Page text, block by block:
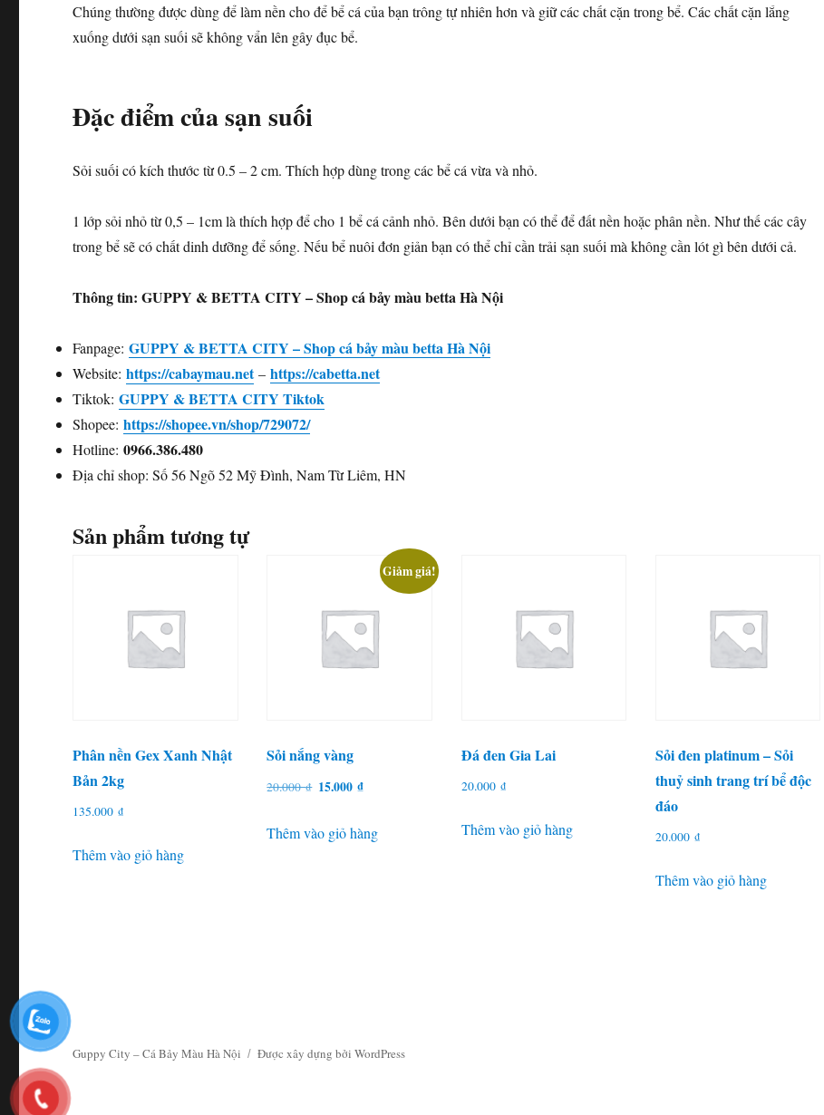
Chúng thường được dùng để làm nền cho để bể cá của bạn trông tự nhiên hơn và giữ các chất cặn trong bể. Các chất cặn lắng
xuống dưới sạn suối sẽ không vẩn lên gây đục bể.
Đặc điểm của sạn suối
Sỏi suối có kích thước từ 0.5 – 2 cm. Thích hợp dùng trong các bể cá vừa và nhỏ.
1 lớp sỏi nhỏ từ 0,5 – 1cm là thích hợp để cho 1 bể cá cảnh nhỏ. Bên dưới bạn có thể để đất nền hoặc phân nền. Như thế các cây
trong bể sẽ có chất dinh dưỡng để sống. Nếu bể nuôi đơn giản bạn có thể chỉ cần trải sạn suối mà không cần lót gì bên dưới cả.
Thông tin: GUPPY & BETTA CITY – Shop cá bảy màu betta Hà Nội
Fanpage:GUPPY & BETTA CITY – Shop cá bảy màu betta Hà Nội
Website:https://cabaymau.net–https://cabetta.net
Tiktok:GUPPY & BETTA CITY Tiktok
Shopee:https://shopee.vn/shop/729072/
Hotline:0966.386.480
Địa chỉ shop: Số 56 Ngõ 52 Mỹ Đình, Nam Từ Liêm, HN
Sản phẩm tương tự
Phân nền Gex Xanh Nhật
Bản 2kg
135.000₫
Thêm vào giỏ hàng
Giảm giá!
Sỏi nắng vàng
20.000₫ Giá
là:
15.000 ₫
tại
Thêm vào giỏ hàng
Đá đen Gia Lai
20.000 ₫
Thêm vào giỏ hàng
Sỏi đen platinum – Sỏi
thuỷ sinh trang trí bể độc
đáo
20.000 ₫
Thêm vào giỏ hàng
Guppy City – Cá Bảy Màu Hà Nội Được xây dựng bởi WordPress